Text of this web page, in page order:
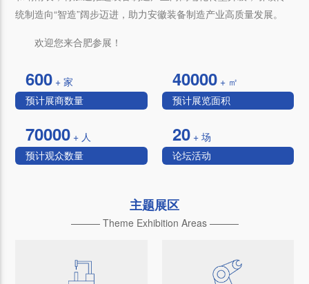
统制造向“智造”阔步迈进，助力安徽装备制造产业高质量发展。
欢迎您来合肥参展！
600 + 家
预计展商数量
40000+ ㎡
预计展览面积
70000 + 人
预计观众数量
20+ 场
论坛活动
主题展区
——— Theme Exhibition Areas ———